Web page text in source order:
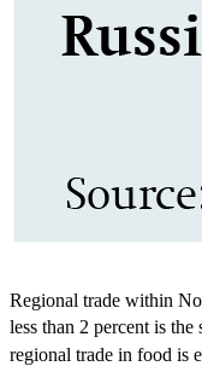
Regional trade within
less than 2 percent is
regional trade in food is